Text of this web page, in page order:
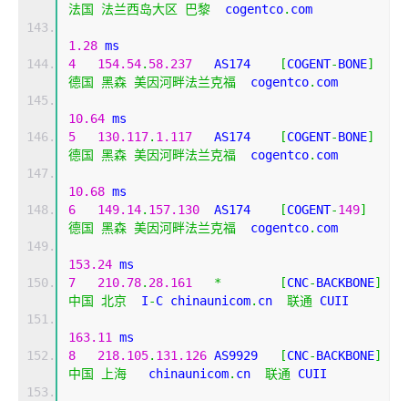
法国
法兰西岛大区 巴黎
  cogentco
. com
1.28 ms
4
154.54. 58.237
   AS174
[COGENT-BONE]
德国
黑森 美因河畔法兰克福
  cogentco
. com
10.64 ms
5
130.117. 1.117
   AS174
[COGENT-BONE]
德国
黑森 美因河畔法兰克福
  cogentco
. com
10.68 ms
6
149.14. 157.130
  AS174
[COGENT-149]
德国
黑森 美因河畔法兰克福
  cogentco
. com
153.24 ms
7
210.78. 28.161 * [CNC-BACKBONE]
中国
北京
  I
-C chinaunicom. cn 联通 CUII
163.11 ms
8
218.105. 131.126 AS9929 [CNC-BACKBONE]
中国
上海
   chinaunicom
. cn 联通 CUII